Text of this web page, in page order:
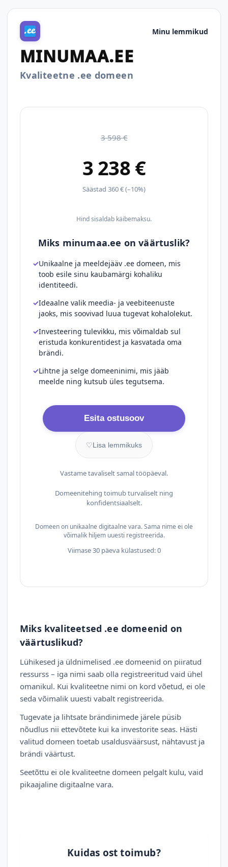
Minu lemmikud
MINUMAA.EE
Kvaliteetne .ee domeen
3 598 €
3 238 €
Säästad 360 € (–10%)
Hind sisaldab käibemaksu.
Miks minumaa.ee on väärtuslik?
Unikaalne ja meeldejääv .ee domeen, mis
toob esile sinu kaubamärgi kohaliku
identiteedi.
Ideaalne valik meedia- ja veebiteenuste
jaoks, mis soovivad luua tugevat kohalolekut.
Investeering tulevikku, mis võimaldab sul
eristuda konkurentidest ja kasvatada oma
brändi.
Lihtne ja selge domeeninimi, mis jääb
meelde ning kutsub üles tegutsema.
Esita ostusoov
♡Lisa lemmikuks
Vastame tavaliselt samal tööpäeval.
Domeenitehing toimub turvaliselt ning
konfidentsiaalselt.
Domeen on unikaalne digitaalne vara. Sama nime ei ole
võimalik hiljem uuesti registreerida.
Viimase 30 päeva külastused: 0
Miks kvaliteetsed .ee domeenid on
väärtuslikud?
Lühikesed ja üldnimelised .ee domeenid on piiratud
ressurss – iga nimi saab olla registreeritud vaid ühel
omanikul. Kui kvaliteetne nimi on kord võetud, ei ole
seda võimalik uuesti vabalt registreerida.
Tugevate ja lihtsate brändinimede järele püsib
nõudlus nii ettevõtete kui ka investorite seas. Hästi
valitud domeen toetab usaldusväärsust, nähtavust ja
brändi väärtust.
Seetõttu ei ole kvaliteetne domeen pelgalt kulu, vaid
pikaajaline digitaalne vara.
Kuidas ost toimub?